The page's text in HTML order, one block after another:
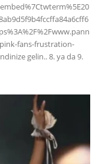
fans-frustration-
gelin.. 8. ya da 9.